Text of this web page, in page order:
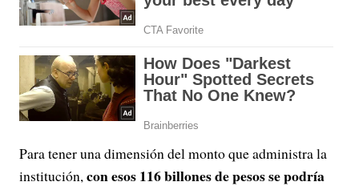
Para tener una dimensión del monto que administra la
institución,con esos 116 billones de pesos se podría